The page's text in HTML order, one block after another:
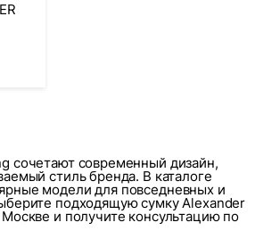
сочетают современный дизайн,
стиль бренда. В каталоге
модели для повседневных и
подходящую сумку Alexander
и получите консультацию по